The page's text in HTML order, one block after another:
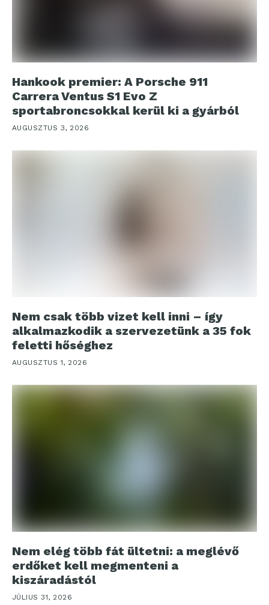
Hankook premier: A Porsche 911
Carrera Ventus S1 Evo Z
sportabroncsokkal kerül ki a gyárból
AUGUSZTUS 3, 2026
Nem csak több vizet kell inni – így
alkalmazkodik a szervezetünk a 35 fok
feletti hőséghez
AUGUSZTUS 1, 2026
Nem elég több fát ültetni: a meglévő
erdőket kell megmenteni a
kiszáradástól
JÚLIUS 31, 2026